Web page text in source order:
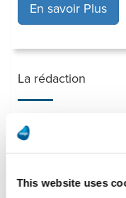
This website uses
En savoir Plus
La rédaction
Viparis
En savoir Plus